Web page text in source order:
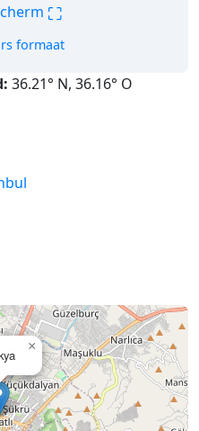
⛶
formaat
36.21° N, 36.16° O
×